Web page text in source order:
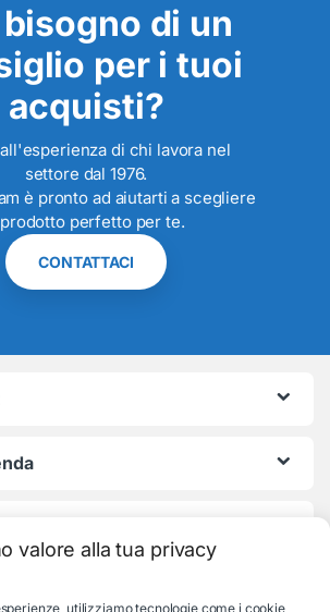
valore alla tua privacy
utilizziamo tecnologie come i cookie
di un
per i tuoi
acquisti?
di chi lavora nel
settore dal 1976.
è pronto ad aiutarti a scegliere
perfetto per te.
CONTATTACI